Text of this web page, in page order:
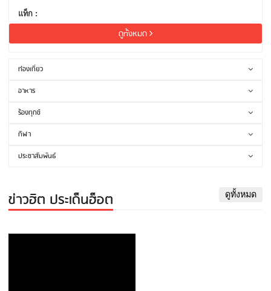
แท็ก :
ดูทั้งหมด
ท่องเที่ยว
อาหาร
ร้องทุกข์
กีฬา
ประชาสัมพันธ์
ข่าวฮิต ประเด็นฮ็อต ดูทั้งหมด